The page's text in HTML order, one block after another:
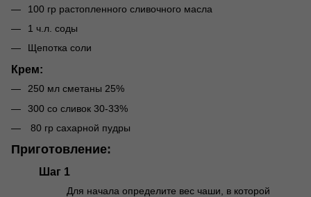
100 гр растопленного сливочного масла
1 ч.л. соды
Щепотка соли
Крем:
250 мл сметаны 25%
300 со сливок 30-33%
80 гр сахарной пудры
Приготовление:
Шаг 1
Для начала определите вес чаши, в которой